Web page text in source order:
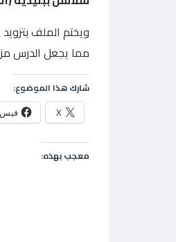
ويختم الملف بتزويد
مما يجعل الدرس
شارك هذا الموضوع:
X
معجب بهذه: